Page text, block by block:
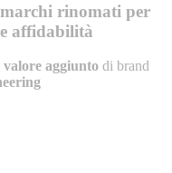
rinomati per
affidabilità
aggiunto di brand